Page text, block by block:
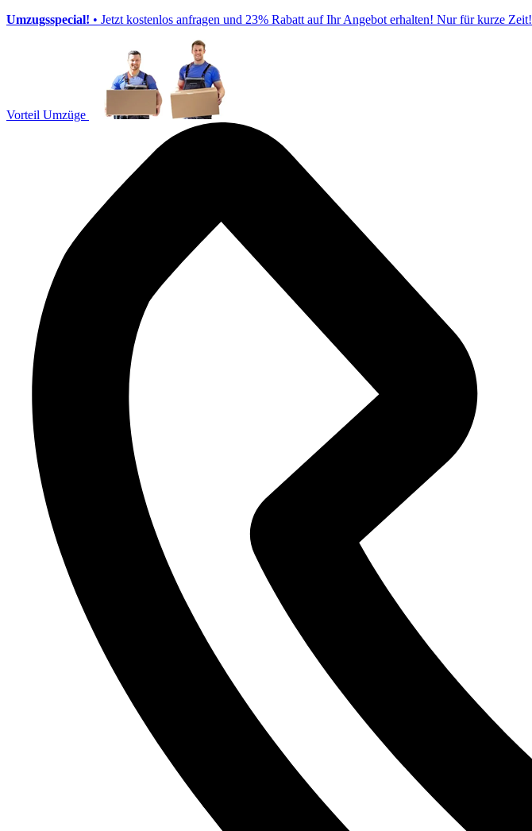
Umzugsspecial! • Jetzt kostenlos anfragen und 23% Rabatt auf Ihr Angebot erhalten! Nur für kurze Zeit!
Vorteil Umzüge